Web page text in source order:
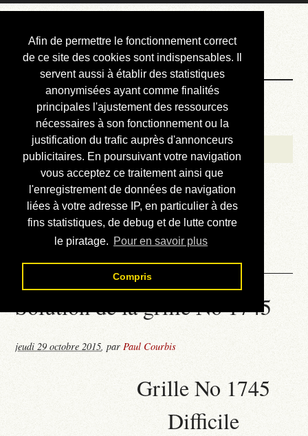
Afin de permettre le fonctionnement correct
de ce site des cookies sont indispensables. Il
servent aussi à établir des statistiques
anonymisées ayant comme finalités
principales l'ajustement des ressources
nécessaires à son fonctionnement ou la
justification du trafic auprès d'annonceurs
publicitaires. En poursuivant votre navigation
vous acceptez ce traitement ainsi que
l'enregistrement de données de navigation
liées à votre adresse IP, en particulier à des
fins statistiques, de debug et de lutte contre
le piratage. Pour en savoir plus
Compris
Courbis, « LE »
Blog Officiel
Bienvenue
Réalisations
Divers (et d’été)
Annonces
Liens externes
Téléchargement
Contact
Solution de la grille No 1745
jeudi 29 octobre 2015,parPaul Courbis
Grille No 1745
Difficile